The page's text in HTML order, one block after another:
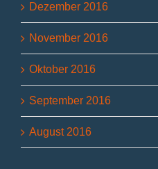
Dezember 2016
November 2016
Oktober 2016
September 2016
August 2016